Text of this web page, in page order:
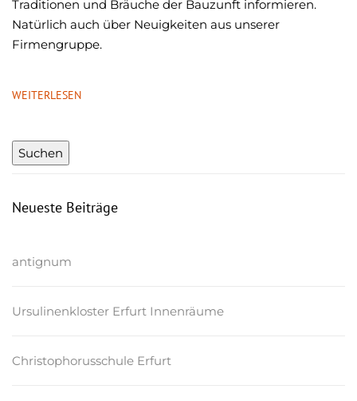
Traditionen und Bräuche der Bauzunft informieren.
Natürlich auch über Neuigkeiten aus unserer
Firmengruppe.
WEITERLESEN
Neueste Beiträge
antignum
Ursulinenkloster Erfurt Innenräume
Christophorusschule Erfurt